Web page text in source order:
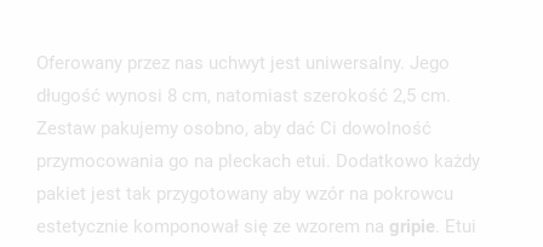
Oferowany przez nas uchwyt jest uniwersalny. Jego
długość wynosi 8 cm, natomiast szerokość 2,5 cm.
Zestaw pakujemy osobno, aby dać Ci dowolność
przymocowania go na pleckach etui. Dodatkowo każdy
pakiet jest tak przygotowany aby wzór na pokrowcu
estetycznie komponował się ze wzorem na gripie . Etui
UTWÓRZ LISTĘ ŻYCZEŃ